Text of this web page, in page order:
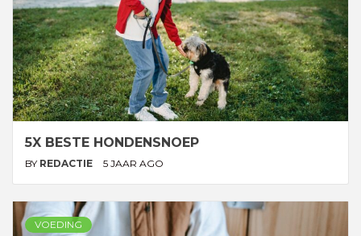
5X BESTE HONDENSNOEP
BY REDACTIE 5 JAAR AGO
VOEDING